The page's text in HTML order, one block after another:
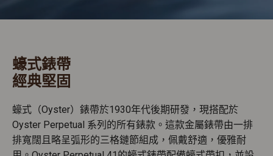
蠔式錶帶
經典堅固
蠔式（Oyster）錶帶於1930年代後期研發，現搭配於
Oyster Perpetual 系列的所有錶款。這款金屬錶帶由一排
排寬闊且略呈弧形的三格鏈節組成，佩戴舒適，優雅耐